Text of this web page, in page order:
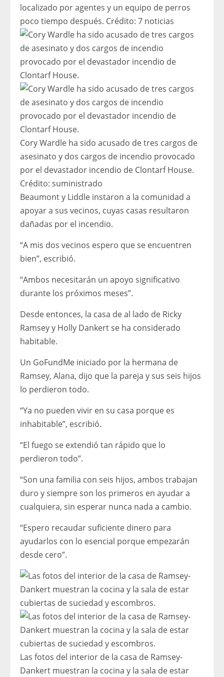
localizado por agentes y un equipo de perros
poco tiempo después. Crédito: 7 noticias
Cory Wardle ha sido acusado de tres cargos de
asesinato y dos cargos de incendio provocado
por el devastador incendio de Clontarf House.
Crédito: suministrado
Beaumont y Liddle instaron a la comunidad a
apoyar a sus vecinos, cuyas casas resultaron
dañadas por el incendio.
“A mis dos vecinos espero que se encuentren
bien”, escribió.
“Ambos necesitarán un apoyo significativo
durante los próximos meses”.
Desde entonces, la casa de al lado de Ricky
Ramsey y Holly Dankert se ha considerado
habitable.
Un GoFundMe iniciado por la hermana de
Ramsey, Alana, dijo que la pareja y sus seis hijos
lo perdieron todo.
“Ya no pueden vivir en su casa porque es
inhabitable”, escribió.
“El fuego se extendió tan rápido que lo
perdieron todo”.
“Son una familia con seis hijos, ambos trabajan
duro y siempre son los primeros en ayudar a
cualquiera, sin esperar nunca nada a cambio.
“Espero recaudar suficiente dinero para
ayudarlos con lo esencial porque empezarán
desde cero”.
Las fotos del interior de la casa de Ramsey-
Dankert muestran la cocina y la sala de estar